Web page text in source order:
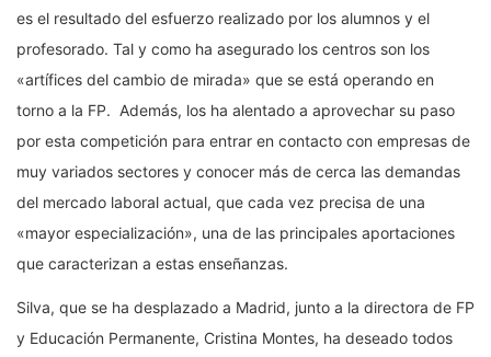
es el resultado del esfuerzo realizado por los alumnos y el
profesorado. Tal y como ha asegurado los centros son los
«artífices del cambio de mirada» que se está operando en
torno a la FP. Además, los ha alentado a aprovechar su paso
por esta competición para entrar en contacto con empresas de
muy variados sectores y conocer más de cerca las demandas
del mercado laboral actual, que cada vez precisa de una
«mayor especialización», una de las principales aportaciones
que caracterizan a estas enseñanzas.
Silva, que se ha desplazado a Madrid, junto a la directora de FP
y Educación Permanente, Cristina Montes, ha deseado todos